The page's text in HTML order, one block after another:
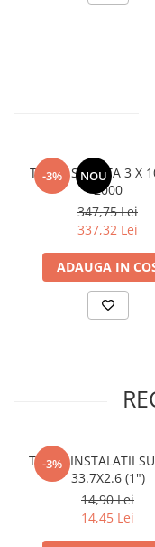
-3% NOU
TABLA STRIATA 3 X
2000
347,75 Lei
337,32 Lei
ADAUGA IN
-3%
TEAVA INSTALATII
33.7X2.6 (1")
14,90 Lei
14,45 Lei